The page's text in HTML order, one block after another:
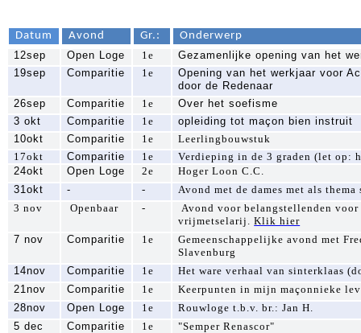
Datum Avond Gr.:
Onderwerp
12sep
Open Loge 1e
Gezamenlijke opening van het
19sep
Comparitie 1e
Opening van het werkjaar voor
door de Redenaar
26sep
Comparitie 1e
Over het soefisme
3 okt
Comparitie 1e
opleiding tot maçon bien instruit
10okt
Comparitie 1e
Leerlingbouwstuk
17okt
Comparitie 1e
Verdieping in de 3 graden (let op:
24okt
Open Loge 2e
Hoger Loon C.C.
31okt
- -
Avond met de dames met als thema
3 nov
Openbaar -
Avond voor belangstellenden voor
vrijmetselarij.Klik hier
7 nov
Comparitie 1e
Gemeenschappelijke avond met
Slavenburg
14nov
Comparitie 1e
Het ware verhaal van sinterklaas
21nov
Comparitie 1e
Keerpunten in mijn maçonnieke
28nov
Open Loge 1e
Rouwloge t.b.v. br.: Jan H.
5 dec
Comparitie 1e
"Semper Renascor"